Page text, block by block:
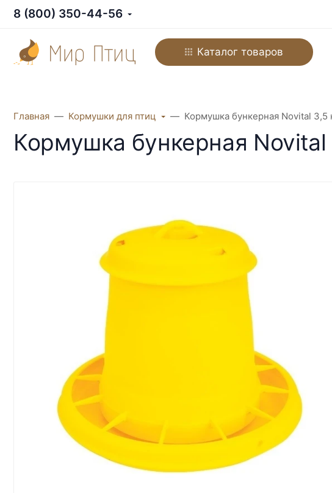
8 (800) 350-44-56
Каталог товаров
Главная Кормушки для птиц Кормушка бункерная Novital 3,5
Кормушка бункерная Novital